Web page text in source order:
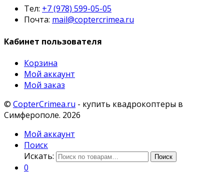
Тел: +7 (978) 599-05-05
Почта: mail@coptercrimea.ru
Кабинет пользователя
Корзина
Мой аккаунт
Мой заказ
© CopterCrimea.ru - купить квадрокоптеры в
Симферополе. 2026
Мой аккаунт
Поиск
Искать:
Поиск
0